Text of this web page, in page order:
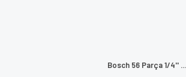
Bosch 56 Parça 1/4'' ...